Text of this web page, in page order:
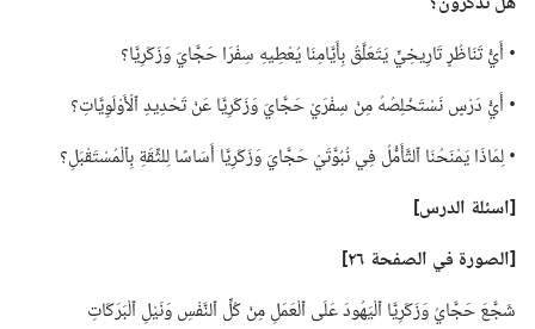
‏• أَيُّ تَنَاظُرٍ تَارِيخِيٍّ يَتَعَلَّقُ بِأَيَّامِنَا يُعْطِيهِ سِفْرَا حَجَّايَ وَزَكَرِيَّا؟‏
‏• أَيُّ دَرْسٍ نَسْتَخْلِصُهُ مِنْ سِفْرَيْ حَجَّايَ وَزَكَرِيَّا عَنْ تَحْدِيدِ ٱلْأَوْلَوِيَّاتِ؟‏
‏• لِمَاذَا يَمْنَحُنَا ٱلتَّأَمُّلُ فِي نُبُوَّتَيْ حَجَّايَ وَزَكَرِيَّا أَسَاسًا لِلثِّقَةِ بِٱلْمُسْتَقْبَلِ؟‏
‏[اسئلة الدرس]‏
‏[الصورة في الصفحة ٢٦]‏
شَجَّعَ حَجَّايُ وَزَكَرِيَّا ٱلْيَهُودَ عَلَى ٱلْعَمَلِ مِنْ كُلِّ ٱلنَّفْسِ وَنَيْلِ ٱلْبَرَكَاتِ